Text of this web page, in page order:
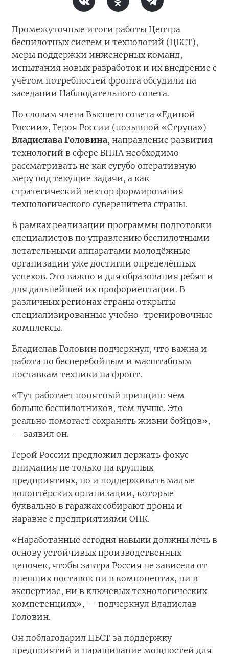
Промежуточные итоги работы Центра
беспилотных систем и технологий (ЦБСТ),
меры поддержки инженерных команд,
испытания новых разработок и их внедрение с
учётом потребностей фронта обсудили на
заседании Наблюдательного совета.
По словам члена Высшего совета «Единой
России», Героя России (позывной «Струна»)
Владислава Головина, направление развития
технологий в сфере БПЛА необходимо
рассматривать не как сугубо оперативную
меру под текущие задачи, а как
стратегический вектор формирования
технологического суверенитета страны.
В рамках реализации программы подготовки
специалистов по управлению беспилотными
летательными аппаратами молодёжные
организации уже достигли определённых
успехов. Это важно и для образования ребят и
для дальнейшей их профориентации. В
различных регионах страны открыты
специализированные учебно-тренировочные
комплексы.
Владислав Головин подчеркнул, что важна и
работа по бесперебойным и масштабным
поставкам техники на фронт.
«Тут работает понятный принцип: чем
больше беспилотников, тем лучше. Это
реально помогает сохранять жизни бойцов»,
— заявил он.
Герой России предложил держать фокус
внимания не только на крупных
предприятиях, но и поддерживать малые
волонтёрских организации, которые
буквально в гаражах собирают дроны и
наравне с предприятиями ОПК.
«Наработанные сегодня навыки должны лечь в
основу устойчивых производственных
цепочек, чтобы завтра Россия не зависела от
внешних поставок ни в компонентах, ни в
экспертизе, ни в ключевых технологических
компетенциях», — подчеркнул Владислав
Головин.
Он поблагодарил ЦБСТ за поддержку
предприятий и наращивание мощностей для